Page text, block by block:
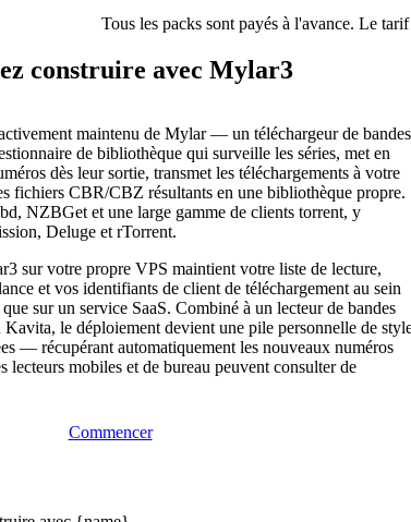
Tous les packs sont payés à l'avance. Le
construire avec Mylar3
maintenu de Mylar — un téléchargeur de bandes
de bibliothèque qui surveille les séries, met en
dès leur sortie, transmet les téléchargements à votre
fichiers CBR/CBZ résultants en une bibliothèque propre.
NZBGet et une large gamme de clients torrent, y
Deluge et rTorrent.
sur votre propre VPS maintient votre liste de lecture,
et vos identifiants de client de téléchargement au sein
sur un service SaaS. Combiné à un lecteur de bandes
Kavita, le déploiement devient une pile personnelle de
— récupérant automatiquement les nouveaux numéros
lecteurs mobiles et de bureau peuvent consulter de
Commencer